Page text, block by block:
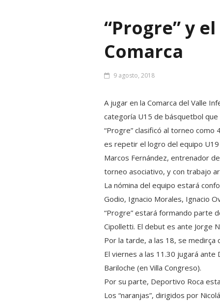
“Progre” y
Comarca
9 agosto, 2018
A jugar en la Comarca del Valle
categoría U15 de básquetbol que
“Progre” clasificó al torneo como
es repetir el logro del equipo
Marcos Fernández, entrenador
torneo asociativo, y con trabajo
La nómina del equipo estará
Godio, Ignacio Morales, Ignacio
“Progre” estará formando parte
Cipolletti. El debut es ante Jorge
Por la tarde, a las 18, se medirça
El viernes a las 11.30 jugará
Bariloche (en Villa Congreso).
Por su parte, Deportivo Roca
Los “naranjas”, dirigidos por